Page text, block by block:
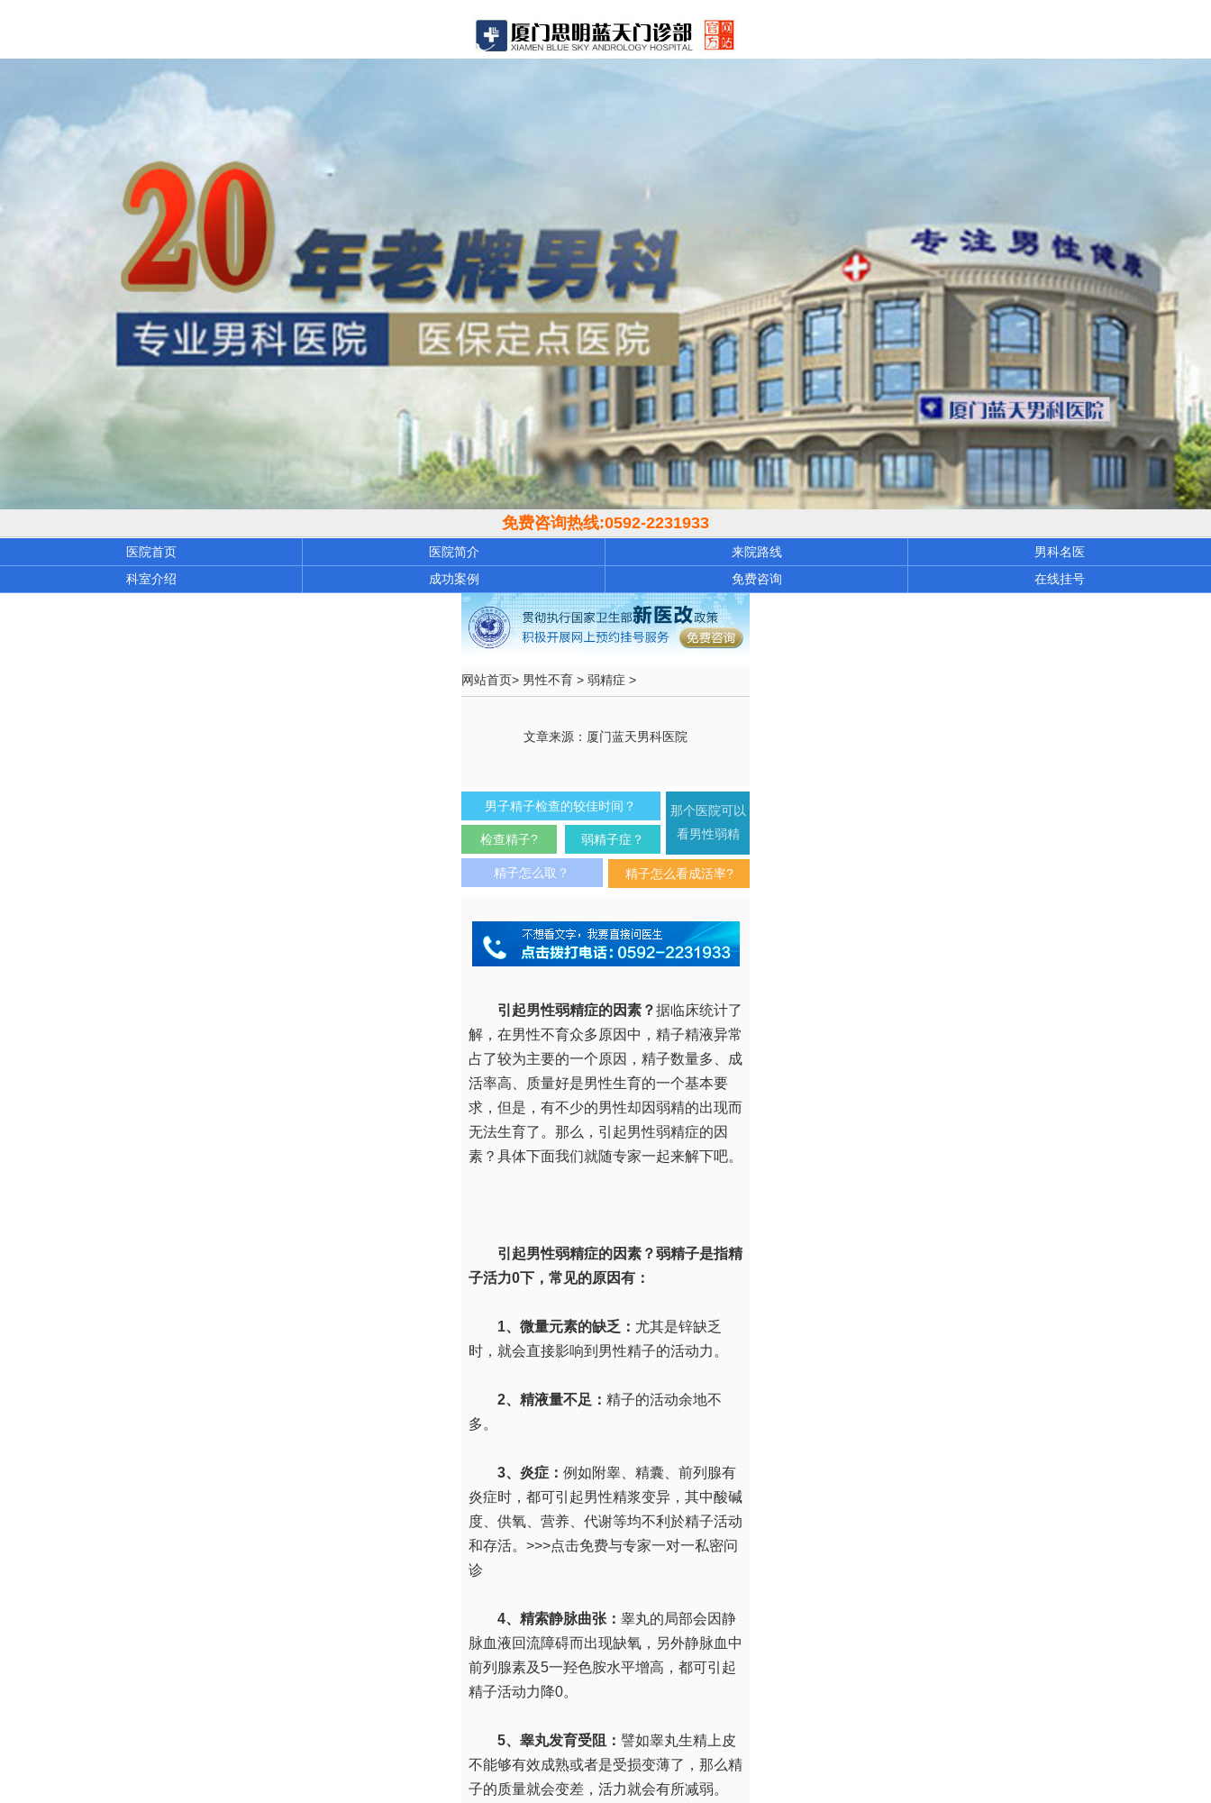
免费咨询热线:0592-2231933
医院首页 医院简介 来院路线
男科名医
科室介绍
成功案例 免费咨询 在线挂号
网站首页> 男性不育 > 弱精症 >
文章来源：厦门蓝天男科医院
男子精子检查的较佳时间？
检查精子? 弱精子症？
那个医院可以
看男性弱精
精子怎么取？ 精子怎么看成活率?
引起男性弱精症的因素？据临床统计了
解，在男性不育众多原因中，精子精液异常
占了较为主要的一个原因，精子数量多、成
活率高、质量好是男性生育的一个基本要
求，但是，有不少的男性却因弱精的出现而
无法生育了。那么，引起男性弱精症的因
素？具体下面我们就随专家一起来解下吧。
引起男性弱精症的因素？弱精子是指精
子活力0下，常见的原因有：
1、微量元素的缺乏： 尤其是锌缺乏
时，就会直接影响到男性精子的活动力。
2、精液量不足： 精子的活动余地不
多。
3、炎症： 例如附睾、精囊、前列腺有
炎症时，都可引起男性精浆变异，其中酸碱
度、供氧、营养、代谢等均不利於精子活动
和存活。 >>>点击免费与专家一对一私密问
诊
4、精索静脉曲张： 睾丸的局部会因静
脉血液回流障碍而出现缺氧，另外静脉血中
前列腺素及5一羟色胺水平增高，都可引起
精子活动力降0。
5、睾丸发育受阻： 譬如睾丸生精上皮
不能够有效成熟或者是受损变薄了，那么精
子的质量就会变差，活力就会有所减弱。